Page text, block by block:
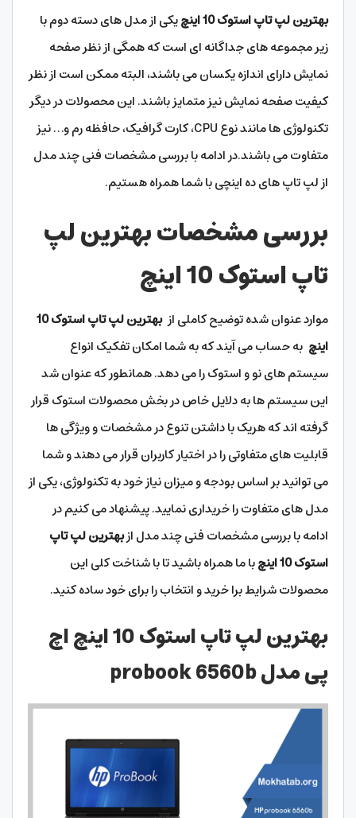
بهترین لپ تاپ استوک 10 اینچ
یکی از مدل های دسته دوم با
زیر مجموعه های جداگانه ای است که همگی از نظر صفحه
نمایش دارای اندازه یکسان می باشند، البته ممکن است از نظر
کیفیت صفحه نمایش نیز متمایز باشند. این محصولات در دیگر
تکنولوژی ها مانند نوع CPU، کارت گرافیک، حافظه رم و… نیز
متفاوت می باشند.در ادامه با بررسی مشخصات فنی چند مدل
از لپ تاپ های ده اینچی با شما همراه هستیم.
بررسی مشخصات بهترین لپ
تاپ استوک 10 اینچ
موارد عنوان شده توضیح کاملی از
بهترین لپ تاپ استوک 10
اینچ به حساب می آیند که به شما امکان تفکیک انواع
سیستم های نو و استوک را می دهد. همانطور که عنوان شد
این سیستم ها به دلایل خاص در بخش محصولات استوک قرار
گرفته اند که هریک با داشتن تنوع در مشخصات و ویژگی ها
قابلیت های متفاوتی را در اختیار کاربران قرار می دهند و شما
می توانید بر اساس بودجه و میزان نیاز خود به تکنولوژی، یکی از
مدل های متفاوت را خریداری نمایید. پیشنهاد می کنیم در
ادامه با بررسی مشخصات فنی چند مدل ازبهترین لپ تاپ
استوک 10 اینچ
با ما همراه باشید تا با شناخت کلی این
محصولات شرایط برا خرید و انتخاب را برای خود ساده کنید.
بهترین لپ تاپ استوک 10 اینچ اچ
پی مدل probook 6560b